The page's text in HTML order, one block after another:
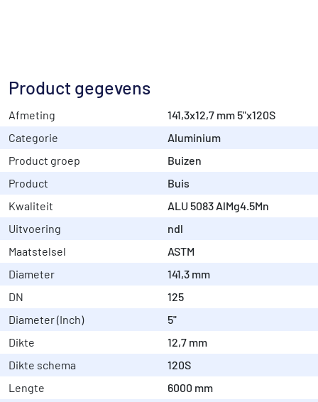
Product gegevens
Afmeting
141,3x12,7 mm 5"x120S
Categorie
Aluminium
Product groep
Buizen
Product
Buis
Kwaliteit
ALU 5083 AlMg4.5Mn
Uitvoering
ndl
Maatstelsel
ASTM
Diameter
141,3 mm
DN
125
Diameter (Inch)
5"
Dikte
12,7 mm
Dikte schema
120S
Lengte
6000 mm